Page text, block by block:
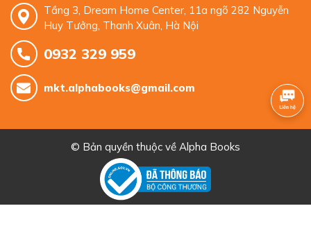
Tầng 3, Dream Home Center, 11a ngõ 282 Nguyễn
Huy Tưởng, Thanh Xuân, Hà Nội
0932 329 959
mkt.alphabooks@gmail.com
© Bản quyền thuộc về Alpha Books